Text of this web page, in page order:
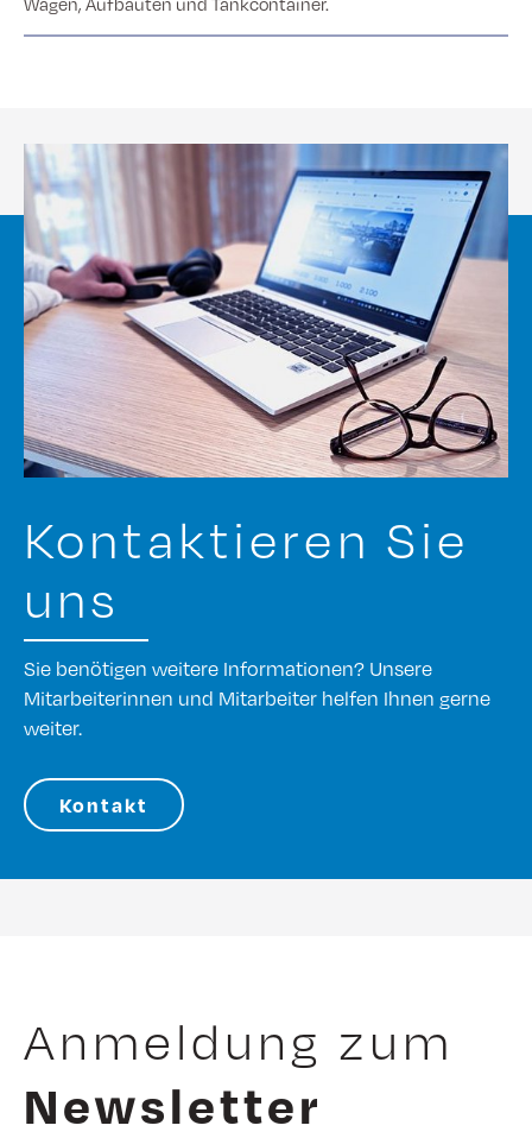
Kontaktieren Sie
uns
Sie benötigen weitere Informationen? Unsere
Mitarbeiterinnen und Mitarbeiter helfen Ihnen gerne
weiter.
Kontakt
Anmeldung zum
Newsletter